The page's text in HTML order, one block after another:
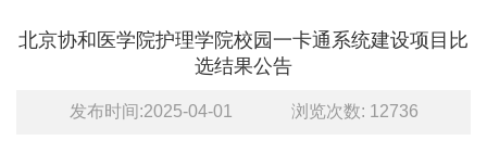
北京协和医学院护理学院校园一卡通系统建设项目比
选结果公告
发布时间:2025-04-01 浏览次数: 12736